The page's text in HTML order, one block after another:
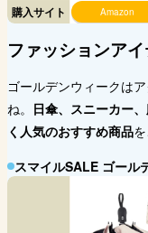
購入サイト Amazon
ファッションア
ゴールデンウィークは
ね。 日傘、スニーカー
く人気のおすすめ商品
スマイルSALE ゴール